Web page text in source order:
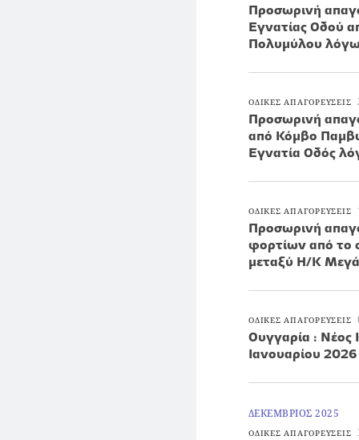
Προσωρινή
Εγνατίας Οδού
Πολυμύλου
ΟΔΙΚΕΣ ΑΠΑΓΟΡΕΥΣΕΙΣ
Προσωρινή
από Κόμβο
Εγνατία Οδός
ΟΔΙΚΕΣ ΑΠΑΓΟΡΕΥΣΕΙΣ
Προσωρινή
φορτίων από το
μεταξύ Η/Κ
ΟΔΙΚΕΣ ΑΠΑΓΟΡΕΥΣΕΙΣ
Ουγγαρία : Νέος
Ιανουαρίου 2026
ΔΕΚΕΜΒΡΙΟΣ 2025
ΟΔΙΚΕΣ ΑΠΑΓΟΡΕΥΣΕΙΣ